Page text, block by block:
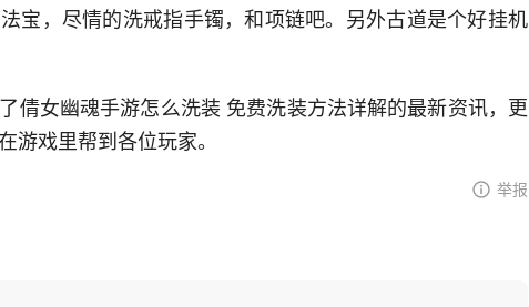
宝，尽情的洗戒指手镯，和项链吧。另外古道是个好挂机
倩女幽魂手游怎么洗装 免费洗装方法详解的最新资讯，更
游戏里帮到各位玩家。
举报